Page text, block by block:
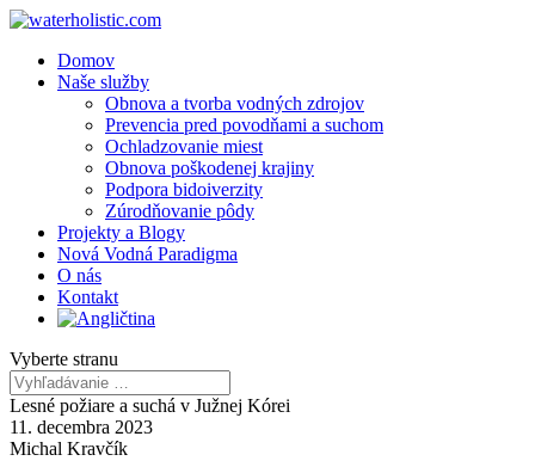
Domov
Naše služby
Obnova a tvorba vodných zdrojov
Prevencia pred povodňami a suchom
Ochladzovanie miest
Obnova poškodenej krajiny
Podpora bidoiverzity
Zúrodňovanie pôdy
Projekty a Blogy
Nová Vodná Paradigma
O nás
Kontakt
Vyberte stranu
Lesné požiare a suchá v Južnej Kórei
11. decembra 2023
Michal Kravčík